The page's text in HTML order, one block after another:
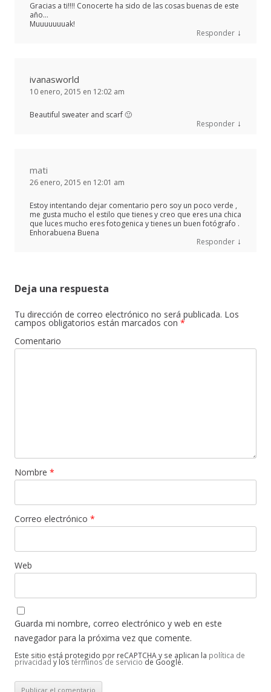
Gracias a ti!!!! Conocerte ha sido de las cosas buenas de este
año…
Muuuuuuuak!
Responder ↓
ivanasworld
10 enero, 2015 en 12:02 am
Beautiful sweater and scarf 🙂
Responder ↓
mati
26 enero, 2015 en 12:01 am
Estoy intentando dejar comentario pero soy un poco verde ,
me gusta mucho el estilo que tienes y creo que eres una chica
que luces mucho eres fotogenica y tienes un buen fotógrafo .
Enhorabuena Buena
Responder ↓
Deja una respuesta
Tu dirección de correo electrónico no será publicada. Los
campos obligatorios están marcados con *
Comentario
Nombre *
Correo electrónico *
Web
Guarda mi nombre, correo electrónico y web en este
navegador para la próxima vez que comente.
Este sitio está protegido por reCAPTCHA y se aplican la política de
privacidad y los términos de servicio de Google.